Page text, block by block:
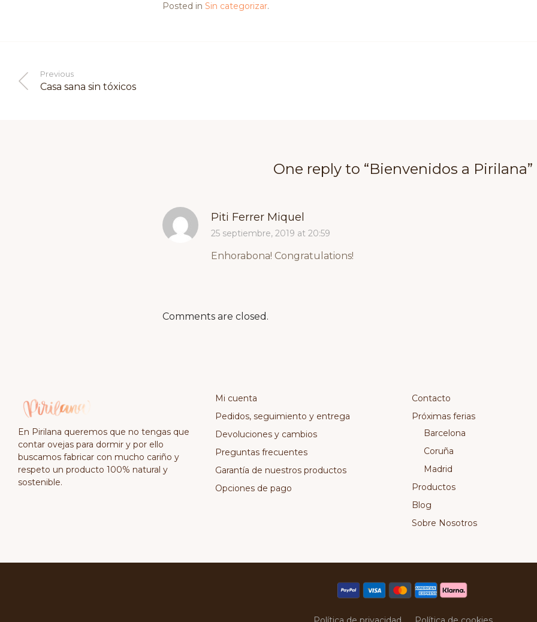
Posted in Sin categorizar.
Previous
Casa sana sin tóxicos
One reply to “Bienvenidos a Pirilana”
Piti Ferrer Miquel
25 septiembre, 2019 at 20:59
Enhorabona! Congratulations!
Comments are closed.
En Pirilana queremos que no tengas que
contar ovejas para dormir y por ello
buscamos fabricar con mucho cariño y
respeto un producto 100% natural y
sostenible.
Mi cuenta
Pedidos, seguimiento y entrega
Devoluciones y cambios
Preguntas frecuentes
Garantía de nuestros productos
Opciones de pago
Contacto
Próximas ferias
Barcelona
Coruña
Madrid
Productos
Blog
Sobre Nosotros